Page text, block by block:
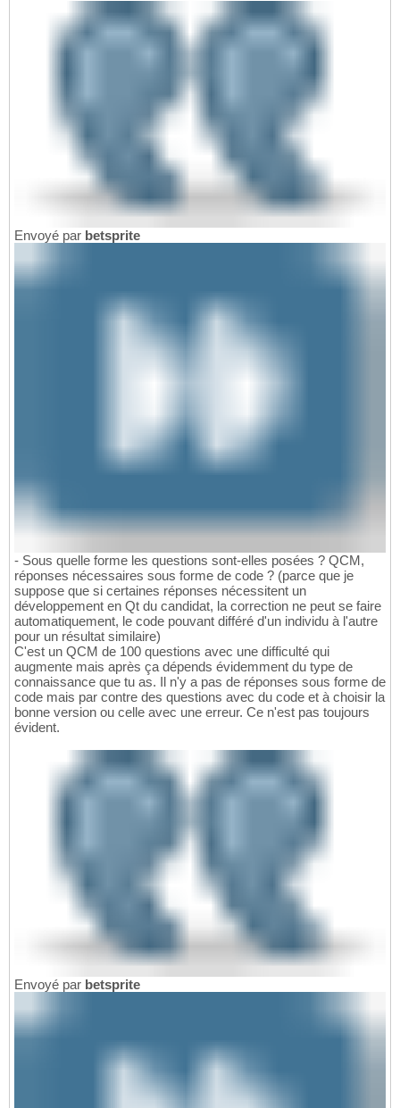
Envoyé par betsprite
- Sous quelle forme les questions sont-elles posées ? QCM,
réponses nécessaires sous forme de code ? (parce que je
suppose que si certaines réponses nécessitent un
développement en Qt du candidat, la correction ne peut se faire
automatiquement, le code pouvant différé d'un individu à l'autre
pour un résultat similaire)
C'est un QCM de 100 questions avec une difficulté qui
augmente mais après ça dépends évidemment du type de
connaissance que tu as. Il n'y a pas de réponses sous forme de
code mais par contre des questions avec du code et à choisir la
bonne version ou celle avec une erreur. Ce n'est pas toujours
évident.
Envoyé par betsprite